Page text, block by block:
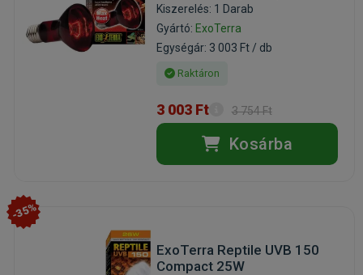
Kiszerelés: 1 Darab
Gyártó: ExoTerra
Egységár: 3 003 Ft / db
Raktáron
3 003 Ft 3 754 Ft
Kosárba
-35%
ExoTerra Reptile UVB 150
Compact 25W